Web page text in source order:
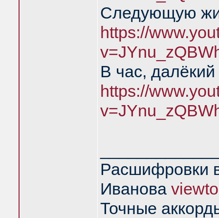
Следующую
https://
В час, далёкий
https://
Расшифровки
Иванова
Точные